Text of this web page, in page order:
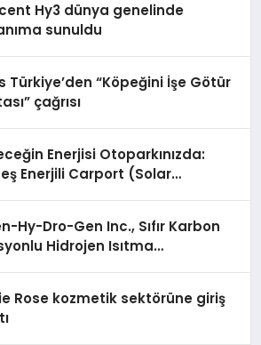
Hy3 dünya genelinde
sunuldu
Türkiye’den “Köpeğini İşe Götür
çağrısı
Enerjisi Otoparkınızda:
Enerjili Carport (Solar
Hy-Dro-Gen Inc., Sıfır Karbon
Hidrojen Isıtma
Rose kozmetik sektörüne giriş